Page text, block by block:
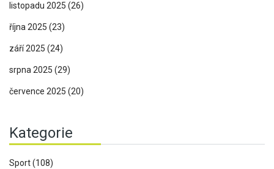
listopadu 2025 (26)
října 2025 (23)
září 2025 (24)
srpna 2025 (29)
července 2025 (20)
Kategorie
Sport(108)